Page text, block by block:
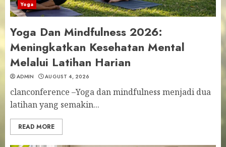
Yoga
Yoga Dan Mindfulness 2026:
Meningkatkan Kesehatan Mental
Melalui Latihan Harian
ADMIN AUGUST 4, 2026
clanconference –Yoga dan mindfulness menjadi dua
latihan yang semakin...
READ MORE